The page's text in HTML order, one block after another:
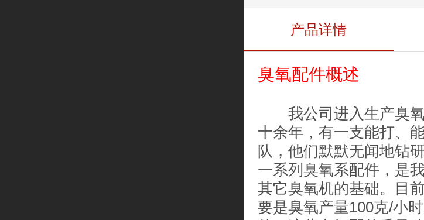
产品详情
臭氧配件概述
我公司进入生产臭氧
十余年，有一支能打、
队，他们默默无闻地钻
一系列 臭氧系配件，是
其它臭氧机的基础。目
要是臭氧产量100克/小